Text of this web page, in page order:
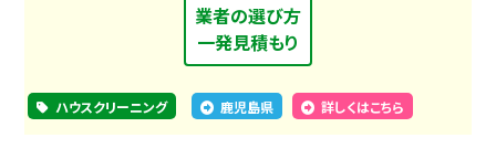
業者の選び方
一発見積もり
ハウスクリーニング 鹿児島県 詳しくはこちら